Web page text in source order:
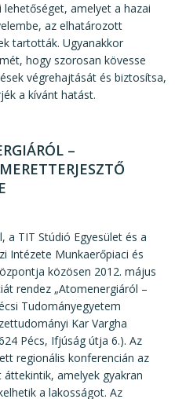
amelyet a hazai
az elhatározott
tartották. Ugyanakkor
hogy szorosan kövesse
végrehajtását és biztosítsa,
a kívánt hatást.
–
a TIT Stúdió Egyesület és a
Intézete Munkaerőpiaci és
közösen 2012. május
rendez „Atomenergiáról –
Tudományegyetem
Kar Vargha
Pécs, Ifjúság útja 6.). Az
regionális konferencián az
amelyek gyakran
a lakosságot. Az